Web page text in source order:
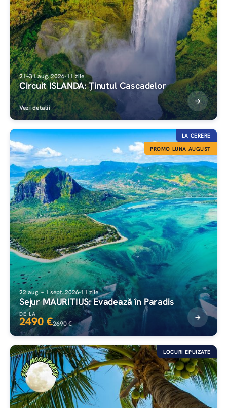
21–31 aug. 202611 zile
Circuit ISLANDA: Ținutul Cascadelor
Vezi detalii
22 aug. – 1 sept. 202611 zile
Sejur MAURITIUS: Evadează în Paradis
DE LA
2490 €2690 €
LA CERERE
PROMO LUNA AUGUST
LOCURI EPUIZATE